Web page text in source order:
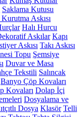
Saklama Kutusu
Kurutma Askısı
Halı Hurcu
Askılar Kapı
Askısı Takı Askısı
Topu Şemsiye
Duvar ve Masa
Tekstili Salıncak
Banyo Çöp Kovaları
Kovaları Dolap İçi
Dosyalama ve
Dosya Klasör Telli